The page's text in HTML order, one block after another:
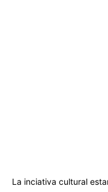
La inciativa cultural